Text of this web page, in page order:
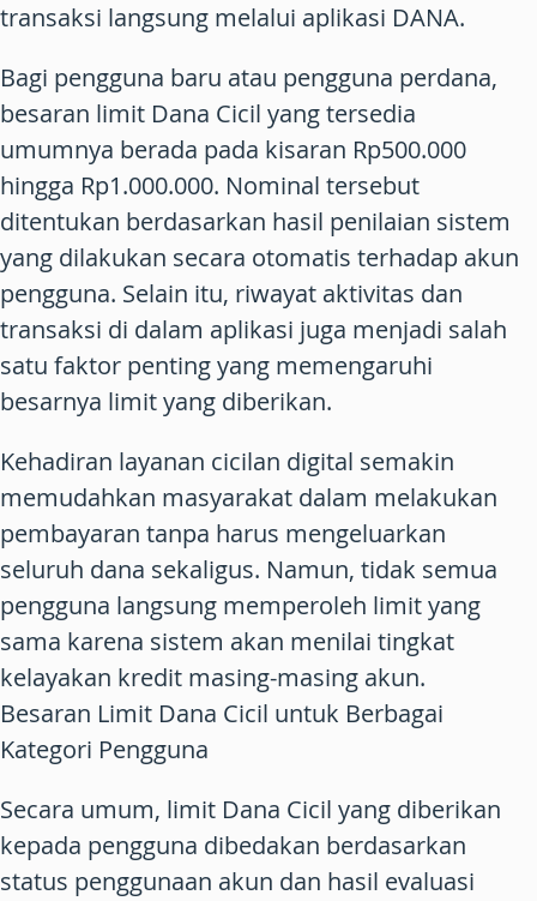
transaksi langsung melalui aplikasi DANA.
Bagi pengguna baru atau pengguna perdana,
besaran limit Dana Cicil yang tersedia
umumnya berada pada kisaran Rp500.000
hingga Rp1.000.000. Nominal tersebut
ditentukan berdasarkan hasil penilaian sistem
yang dilakukan secara otomatis terhadap akun
pengguna. Selain itu, riwayat aktivitas dan
transaksi di dalam aplikasi juga menjadi salah
satu faktor penting yang memengaruhi
besarnya limit yang diberikan.
Kehadiran layanan cicilan digital semakin
memudahkan masyarakat dalam melakukan
pembayaran tanpa harus mengeluarkan
seluruh dana sekaligus. Namun, tidak semua
pengguna langsung memperoleh limit yang
sama karena sistem akan menilai tingkat
kelayakan kredit masing-masing akun.
Besaran Limit Dana Cicil untuk Berbagai
Kategori Pengguna
Secara umum, limit Dana Cicil yang diberikan
kepada pengguna dibedakan berdasarkan
status penggunaan akun dan hasil evaluasi